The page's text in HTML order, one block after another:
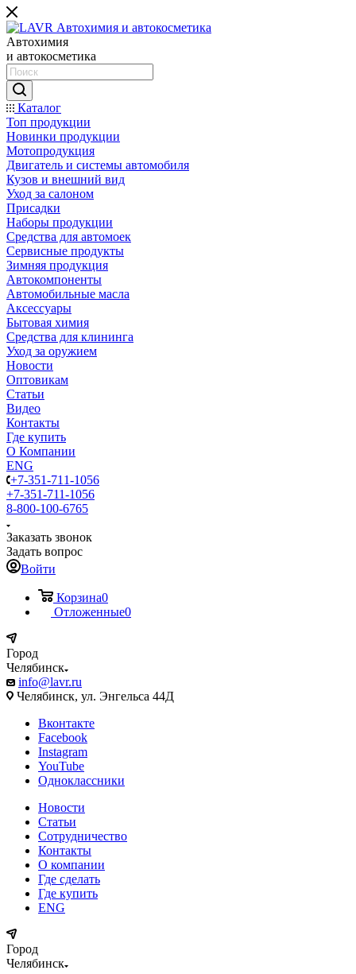
Автохимия
и автокосметика
Каталог
Топ продукции
Новинки продукции
Мотопродукция
Двигатель и системы автомобиля
Кузов и внешний вид
Уход за салоном
Присадки
Наборы продукции
Средства для автомоек
Сервисные продукты
Зимняя продукция
Автокомпоненты
Автомобильные масла
Аксессуары
Бытовая химия
Средства для клининга
Уход за оружием
Новости
Оптовикам
Статьи
Видео
Контакты
Где купить
О Компании
ENG
+7-351-711-1056
+7-351-711-1056
8-800-100-6765
Заказать звонок
Задать вопрос
Войти
Корзина0
Отложенные0
Город
Челябинск
info@lavr.ru
Челябинск, ул. Энгельса 44Д
Вконтакте
Facebook
Instagram
YouTube
Одноклассники
Новости
Статьи
Сотрудничество
Контакты
О компании
Где сделать
Где купить
ENG
Город
Челябинск